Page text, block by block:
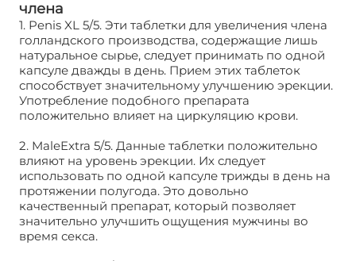
члена
1. Penis XL 5/5. Эти таблетки для увеличения члена
голландского производства, содержащие лишь
натуральное сырье, следует принимать по одной
капсуле дважды в день. Прием этих таблеток
способствует значительному улучшению эрекции.
Употребление подобного препарата
положительно влияет на циркуляцию крови.
2. MaleExtra 5/5. Данные таблетки положительно
влияют на уровень эрекции. Их следует
использовать по одной капсуле трижды в день на
протяжении полугода. Это довольно
качественный препарат, который позволяет
значительно улучшить ощущения мужчины во
время секса.